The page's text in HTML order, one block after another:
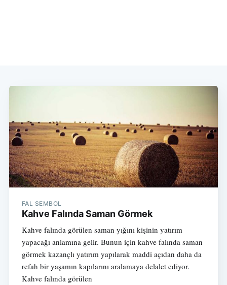
FAL SEMBOL
Kahve Falında Saman Görmek
Kahve falında görülen saman yığını kişinin yatırım
yapacağı anlamına gelir. Bunun için kahve falında saman
görmek kazançlı yatırım yapılarak maddi açıdan daha da
refah bir yaşamın kapılarını aralamaya delalet ediyor.
Kahve falında görülen